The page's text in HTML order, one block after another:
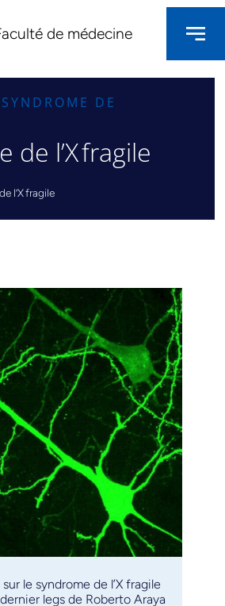
de médecine
DE
de l’X fragile
l’X fragile
le syndrome de l’X fragile
legs de Roberto Araya